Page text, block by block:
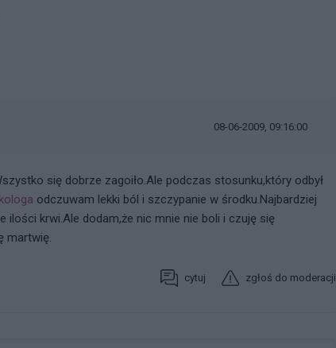
08-06-2009, 09:16:00
się dobrze zagoiło.Ale podczas stosunku,który odbył
odczuwam lekki ból i szczypanie w środku.Najbardziej
ilości krwi.Ale dodam,że nic mnie nie boli i czuję się
martwię.
cytuj zgłoś do moderacji